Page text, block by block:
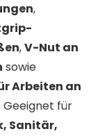
,
,V-Nut an
sowie
Arbeiten an
Geeignet für
Sanitär,